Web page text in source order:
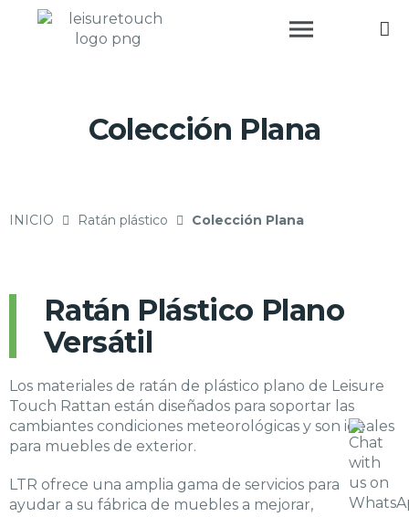
Colección Plana
INICIO Ratán plástico Colección Plana
Ratán Plástico Plano
Versátil
Los materiales de ratán de plástico plano de Leisure
Touch Rattan están diseñados para soportar las
cambiantes condiciones meteorológicas y son ideales
para muebles de exterior.
LTR ofrece una amplia gama de servicios para
ayudar a su fábrica de muebles a mejorar,